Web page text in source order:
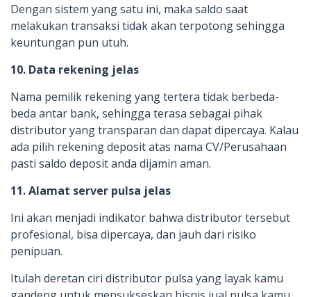
Dengan sistem yang satu ini, maka saldo saat
melakukan transaksi tidak akan terpotong sehingga
keuntungan pun utuh.
10. Data rekening jelas
Nama pemilik rekening yang tertera tidak berbeda-
beda antar bank, sehingga terasa sebagai pihak
distributor yang transparan dan dapat dipercaya. Kalau
ada pilih rekening deposit atas nama CV/Perusahaan
pasti saldo deposit anda dijamin aman.
11. Alamat server pulsa jelas
Ini akan menjadi indikator bahwa distributor tersebut
profesional, bisa dipercaya, dan jauh dari risiko
penipuan.
Itulah deretan ciri distributor pulsa yang layak kamu